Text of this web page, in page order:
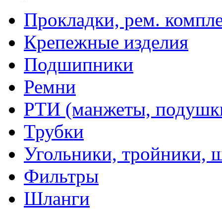
Прокладки, рем.
Крепежные изделия
Подшипники
Ремни
РТИ (манжеты,
Трубки
Угольники, тройники,
Фильтры
Шланги